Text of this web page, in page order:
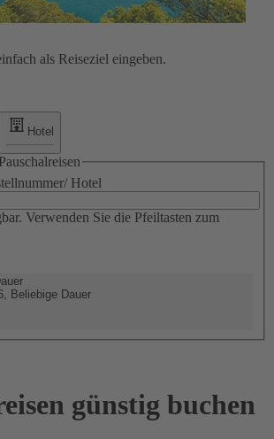
als Reiseziel eingeben.
Hotel
Hotel
Verwenden Sie die Pfeiltasten zum
Beliebige Dauer
günstig buchen